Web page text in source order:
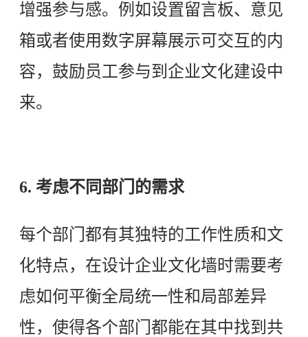
增强参与感。例如设置留言板、意见
箱或者使用数字屏幕展示可交互的内
容，鼓励员工参与到企业文化建设中
来。
6. 考虑不同部门的需求
每个部门都有其独特的工作性质和文
化特点，在设计企业文化墙时需要考
虑如何平衡全局统一性和局部差异
性，使得各个部门都能在其中找到共